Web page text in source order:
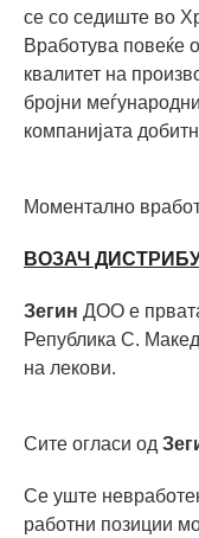
се со седиште во
Вработува повеќе
квалитет на
бројни
компанијата
Моментално
ВОЗАЧ
Зегин ДОО е
Република С.
на лекови.
Сите огласи од
Се уште
работни позиции